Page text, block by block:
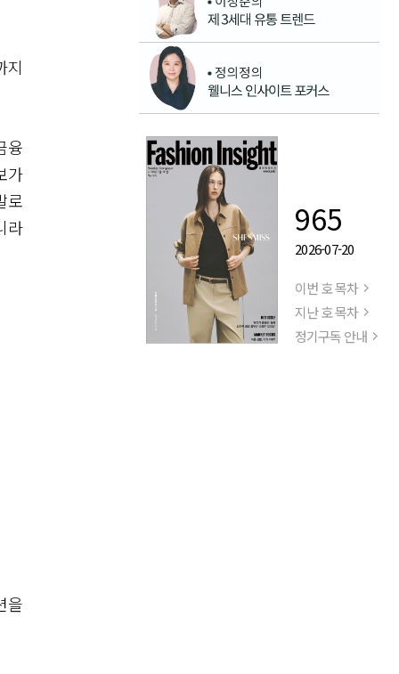
지
융
가
로
라
을
965
2026-07-20
이번 호 목차
지난 호 목차
정기구독 안내